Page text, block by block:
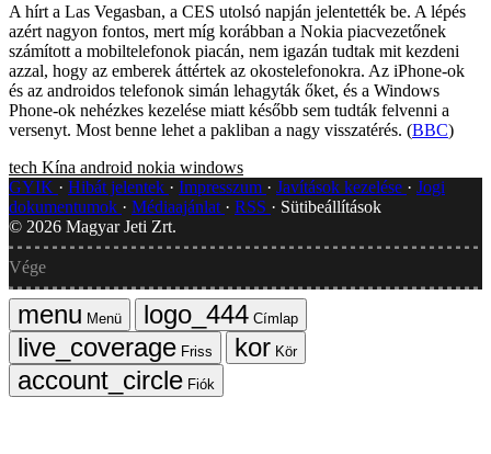
A hírt a Las Vegasban, a CES utolsó napján jelentették be. A lépés
azért nagyon fontos, mert míg korábban a Nokia piacvezetőnek
számított a mobiltelefonok piacán, nem igazán tudtak mit kezdeni
azzal, hogy az emberek áttértek az okostelefonokra. Az iPhone-ok
és az androidos telefonok simán lehagyták őket, és a Windows
Phone-ok nehézkes kezelése miatt később sem tudták felvenni a
versenyt. Most benne lehet a pakliban a nagy visszatérés. (BBC)
tech Kína android nokia windows
GYIK
Hibát jelentek Impresszum Javítások kezelése
Jogi
dokumentumok
Médiaajánlat RSS
Sütibeállítások
© 2026 Magyar Jeti Zrt.
Vége
Menü
Címlap
Friss
Kör
Fiók